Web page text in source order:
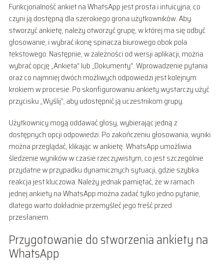
Funkcjonalność ankiet na WhatsApp jest prosta i intuicyjna, co
czyni ją dostępną dla szerokiego grona użytkowników. Aby
stworzyć ankietę, należy otworzyć grupę, w której ma się odbyć
głosowanie, i wybrać ikonę spinacza biurowego obok pola
tekstowego. Następnie, w zależności od wersji aplikacji, można
wybrać opcję „Ankieta” lub „Dokumenty”. Wprowadzenie pytania
oraz co najmniej dwóch możliwych odpowiedzi jest kolejnym
krokiem w procesie. Po skonfigurowaniu ankiety wystarczy użyć
przycisku „Wyślij”, aby udostępnić ją uczestnikom grupy.
Użytkownicy mogą oddawać głosy, wybierając jedną z
dostępnych opcji odpowiedzi. Po zakończeniu głosowania, wyniki
można przeglądać, klikając w ankietę. WhatsApp umożliwia
śledzenie wyników w czasie rzeczywistym, co jest szczególnie
przydatne w przypadku dynamicznych sytuacji, gdzie szybka
reakcja jest kluczowa. Należy jednak pamiętać, że w ramach
jednej ankiety na WhatsApp można zadać tylko jedno pytanie,
dlatego warto dokładnie przemyśleć jego treść przed
przesłaniem.
Przygotowanie do stworzenia ankiety na
WhatsApp